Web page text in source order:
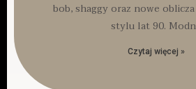
bob, shaggy oraz nowe
stylu lat 90.
Czytaj więcej »